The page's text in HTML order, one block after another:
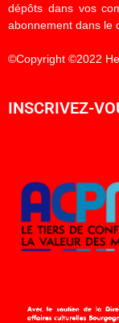
dépôts dans vos
abonnement dans le
©Copyright ©2022
INSCRIVEZ-